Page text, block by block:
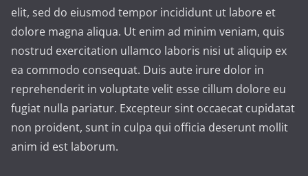
elit, sed do eiusmod tempor incididunt ut labore et
dolore magna aliqua. Ut enim ad minim veniam, quis
nostrud exercitation ullamco laboris nisi ut aliquip ex
ea commodo consequat. Duis aute irure dolor in
reprehenderit in voluptate velit esse cillum dolore eu
fugiat nulla pariatur. Excepteur sint occaecat cupidatat
non proident, sunt in culpa qui officia deserunt mollit
anim id est laborum.